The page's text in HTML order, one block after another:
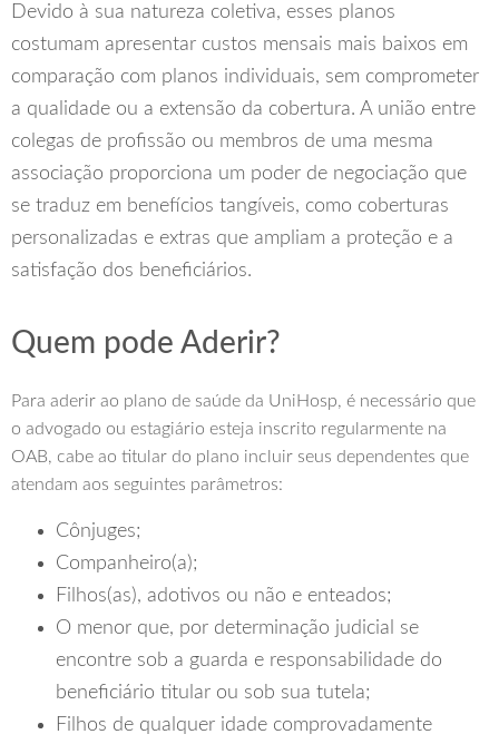
Devido à sua natureza coletiva, esses planos
costumam apresentar custos mensais mais baixos em
comparação com planos individuais, sem comprometer
a qualidade ou a extensão da cobertura. A união entre
colegas de profissão ou membros de uma mesma
associação proporciona um poder de negociação que
se traduz em benefícios tangíveis, como coberturas
personalizadas e extras que ampliam a proteção e a
satisfação dos beneficiários.
Quem pode Aderir?
Para aderir ao plano de saúde da UniHosp, é necessário que
o advogado ou estagiário esteja inscrito regularmente na
OAB, cabe ao titular do plano incluir seus dependentes que
atendam aos seguintes parâmetros:
Cônjuges;
Companheiro(a);
Filhos(as), adotivos ou não e enteados;
O menor que, por determinação judicial se
encontre sob a guarda e responsabilidade do
beneficiário titular ou sob sua tutela;
Filhos de qualquer idade comprovadamente